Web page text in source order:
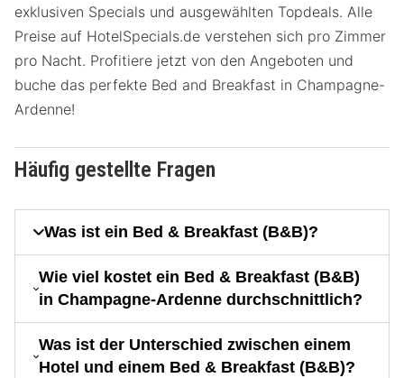
exklusiven Specials und ausgewählten Topdeals. Alle
Preise auf HotelSpecials.de verstehen sich pro Zimmer
pro Nacht. Profitiere jetzt von den Angeboten und
buche das perfekte Bed and Breakfast in Champagne-
Ardenne!
Häufig gestellte Fragen
Was ist ein Bed & Breakfast (B&B)?
Wie viel kostet ein Bed & Breakfast (B&B)
in Champagne-Ardenne durchschnittlich?
Was ist der Unterschied zwischen einem
Hotel und einem Bed & Breakfast (B&B)?